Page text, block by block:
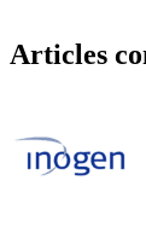
Articles